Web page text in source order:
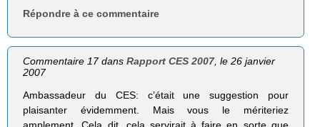
Répondre à ce commentaire
Commentaire 17 dansRapport CES 2007, le 26 janvier
2007
Ambassadeur du CES: c’était une suggestion pour
plaisanter évidemment. Mais vous le mériteriez